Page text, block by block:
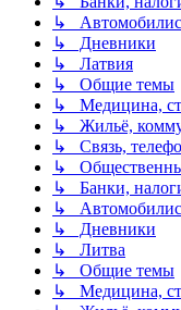
↳
↳ Дневники
↳ Латвия
↳ Общие темы
↳ Медицина,
↳ Жильё,
↳ Связь,
↳
↳ Банки,
↳
↳ Дневники
↳ Литва
↳ Общие темы
↳ Медицина,